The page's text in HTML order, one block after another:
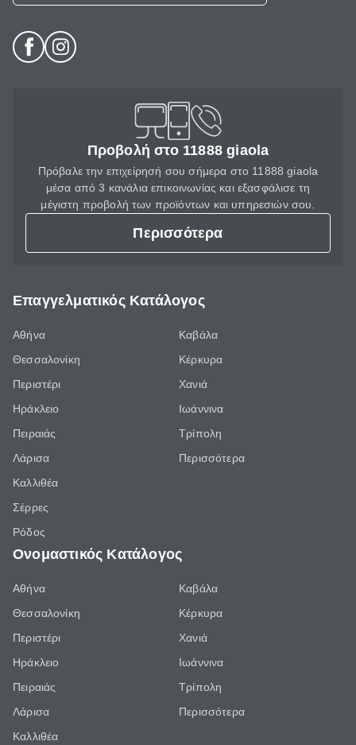
Προβολή στο 11888 giaola
Πρόβαλε την επιχείρησή σου σήμερα στο 11888 giaola
μέσα από 3 κανάλια επικοινωνίας και εξασφάλισε τη
μέγιστη προβολή των προϊόντων και υπηρεσιών σου.
Περισσότερα
Επαγγελματικός Κατάλογος
Αθήνα
Θεσσαλονίκη
Περιστέρι
Ηράκλειο
Πειραιάς
Λάρισα
Καλλιθέα
Σέρρες
Ρόδος
Καβάλα
Κέρκυρα
Χανιά
Ιωάννινα
Τρίπολη
Περισσότερα
Ονομαστικός Κατάλογος
Αθήνα
Θεσσαλονίκη
Περιστέρι
Ηράκλειο
Πειραιάς
Λάρισα
Καλλιθέα
Καβάλα
Κέρκυρα
Χανιά
Ιωάννινα
Τρίπολη
Περισσότερα